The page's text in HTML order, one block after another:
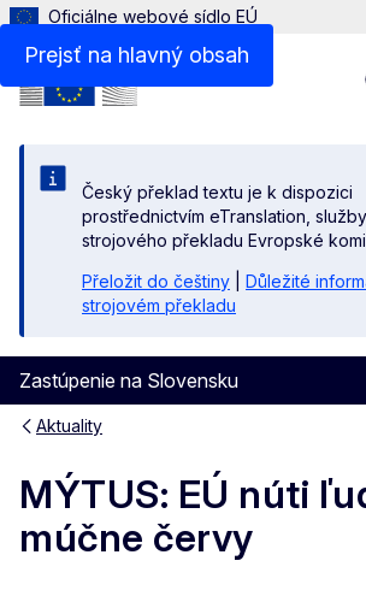
Prejsť na hlavný obsah
Oficiálne webové sídlo EÚ
Český překlad textu je k dispozici
prostřednictvím eTranslation, služby
strojového překladu Evropské
Přeložit do češtiny
Důležité
strojovém překladu
Zastúpenie na Slovensku
Menu
Aktuality
MÝTUS: EÚ núti
múčne červy